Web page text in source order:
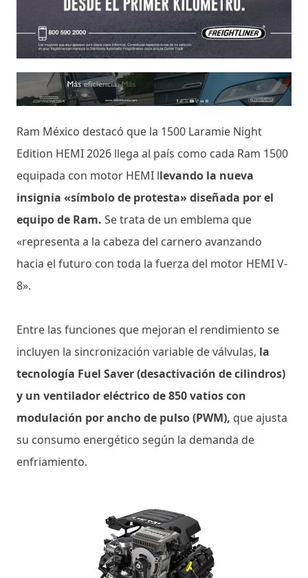
Ram México destacó que la 1500 Laramie Night
Edition HEMI 2026 llega al país como cada Ram 1500
equipada con motor HEMI llevando la nueva
insignia «símbolo de protesta» diseñada por el
equipo de Ram. Se trata de un emblema que
«representa a la cabeza del carnero avanzando
hacia el futuro con toda la fuerza del motor HEMI V-
8».
Entre las funciones que mejoran el rendimiento se
incluyen la sincronización variable de válvulas, la
tecnología Fuel Saver (desactivación de cilindros)
y un ventilador eléctrico de 850 vatios con
modulación por ancho de pulso (PWM), que ajusta
su consumo energético según la demanda de
enfriamiento.